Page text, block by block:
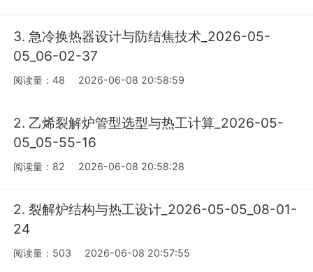
3. 急冷换热器设计与防结焦技术_2026-05-
05_06-02-37
阅读量：48 2026-06-08 20:58:59
2. 乙烯裂解炉管型选型与热工计算_2026-05-
05_05-55-16
阅读量：82 2026-06-08 20:58:28
2. 裂解炉结构与热工设计_2026-05-05_08-01-
24
阅读量：503 2026-06-08 20:57:55